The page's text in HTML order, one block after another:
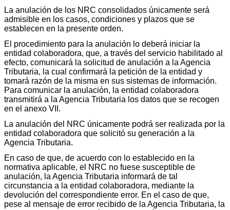
La anulación de los NRC consolidados únicamente será
admisible en los casos, condiciones y plazos que se
establecen en la presente orden.
El procedimiento para la anulación lo deberá iniciar la
entidad colaboradora, que, a través del servicio habilitado al
efecto, comunicará la solicitud de anulación a la Agencia
Tributaria, la cual confirmará la petición de la entidad y
tomará razón de la misma en sus sistemas de información.
Para comunicar la anulación, la entidad colaboradora
transmitirá a la Agencia Tributaria los datos que se recogen
en el anexo VII.
La anulación del NRC únicamente podrá ser realizada por la
entidad colaboradora que solicitó su generación a la
Agencia Tributaria.
En caso de que, de acuerdo con lo establecido en la
normativa aplicable, el NRC no fuese susceptible de
anulación, la Agencia Tributaria informará de tal
circunstancia a la entidad colaboradora, mediante la
devolución del correspondiente error. En el caso de que,
pese al mensaje de error recibido de la Agencia Tributaria, la